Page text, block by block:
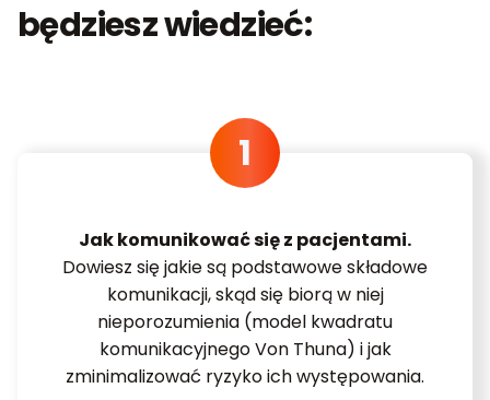
będziesz wiedzieć:
Jak komunikować się z pacjentami.
Dowiesz się jakie są podstawowe składowe
komunikacji, skąd się biorą w niej
nieporozumienia (model kwadratu
komunikacyjnego Von Thuna) i jak
zminimalizować ryzyko ich występowania.